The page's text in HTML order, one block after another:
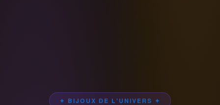
✦ BIJOUX DE L'UNIVERS ✦